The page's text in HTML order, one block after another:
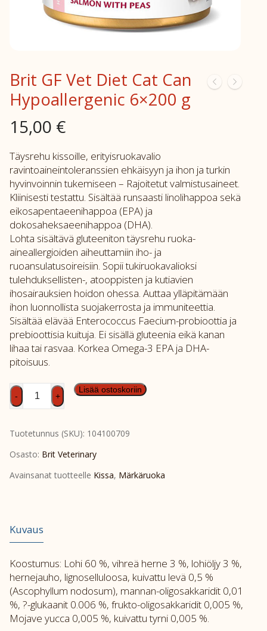
Brit GF Vet Diet Cat Can
Hypoallergenic 6×200 g
15,00 €
Täysrehu kissoille, erityisruokavalio
ravintoaineintoleranssien ehkäisyyn ja ihon ja turkin
hyvinvoinnin tukemiseen – Rajoitetut valmistusaineet.
Kliinisesti testattu. Sisältää runsaasti linolihappoa sekä
eikosapentaeenihappoa (EPA) ja
dokosaheksaeenihappoa (DHA).
Lohta sisältävä gluteeniton täysrehu ruoka-
aineallergioiden aiheuttamiin iho- ja
ruoansulatusoireisiin. Sopii tukiruokavalioksi
tulehduksellisten-, atooppisten ja kutiavien
ihosairauksien hoidon ohessa. Auttaa ylläpitämään
ihon luonnollista suojakerrosta ja immuniteettia.
Sisältää elävää Enterococcus Faecium-probioottia ja
prebioottisia kuituja. Ei sisällä gluteenia eikä kanan
lihaa tai rasvaa. Korkea Omega-3 EPA ja DHA-
pitoisuus.
Brit
GF
Diet
Cat
Hypoallergenic
määrä
- +
Lisää ostoskoriin
Tuotetunnus (SKU): 104100709
Osasto: Brit Veterinary
Avainsanat tuotteelle Kissa, Märkäruoka
Kuvaus
Koostumus: Lohi 60 %, vihreä herne 3 %, lohiöljy 3 %,
hernejauho, lignoselluloosa, kuivattu levä 0,5 %
(Ascophyllum nodosum), mannan-oligosakkaridit 0,01
%, ?-glukaanit 0.006 %, frukto-oligosakkaridit 0,005 %,
Mojave yucca 0,005 %, kuivattu tyrni 0,005 %.